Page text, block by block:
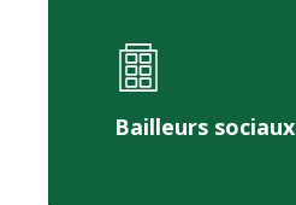
Bailleurs sociaux